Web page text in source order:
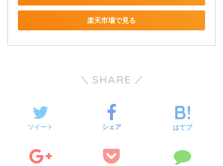
楽天市場で見る
SHARE
ツイート シェア はてブ